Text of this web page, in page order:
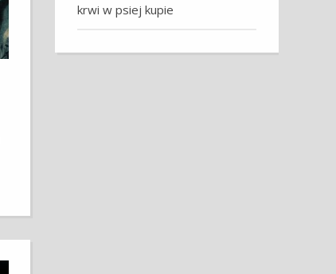
krwi w psiej kupie